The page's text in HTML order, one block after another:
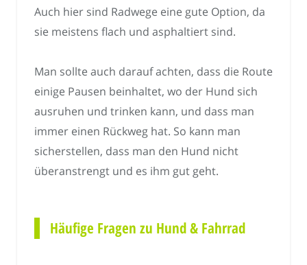
Auch hier sind Radwege eine gute Option, da
sie meistens flach und asphaltiert sind.
Man sollte auch darauf achten, dass die Route
einige Pausen beinhaltet, wo der Hund sich
ausruhen und trinken kann, und dass man
immer einen Rückweg hat. So kann man
sicherstellen, dass man den Hund nicht
überanstrengt und es ihm gut geht.
Häufige Fragen zu Hund & Fahrrad